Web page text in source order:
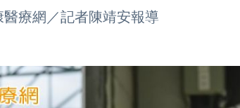
療網／記者陳靖安報導